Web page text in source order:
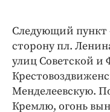
Следующий пункт
сторону пл.
улиц Советской и
Менделеевскую.
Кремлю, огонь